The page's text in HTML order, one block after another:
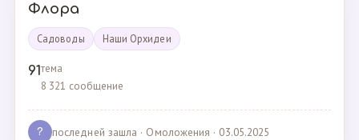
Флора
Садоводы Наши Орхидеи
91тема
8 321 сообщение
? последней зашла · Омоложения · 03.05.2025